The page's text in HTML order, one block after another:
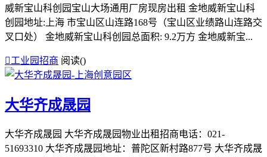
威新宝山科创园宝山大场通用厂房现房出租 金地威新宝山科
创园地址:上海 市宝山区山连路168号（宝山区业绩路山连路交
叉口处） 金地威新宝山科创园总面积: 9.2万方 金地威新宝...
工业园招商 阅读()
大华齐成晟园
大华齐成晟园 大华齐成晟园物业出租招商电话：021-
51693310 大华齐成晟园地址：普陀区新村路877号 大华齐成晟